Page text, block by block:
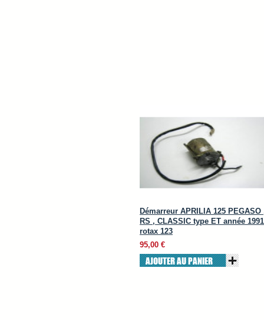
Démarreur APRILIA 125 PEGASO
RS , CLASSIC type ET année 1991
rotax 123
95,00 €
AJOUTER AU PANIER